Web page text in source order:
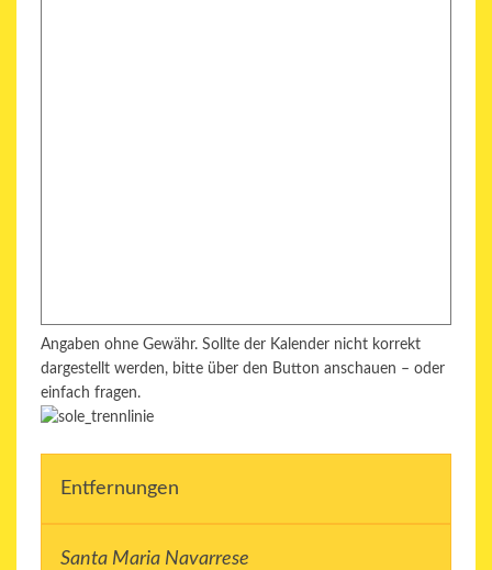
Angaben ohne Gewähr. Sollte der Kalender nicht korrekt
dargestellt werden, bitte über den Button anschauen – oder
einfach fragen.
Entfernungen
Santa Maria Navarrese